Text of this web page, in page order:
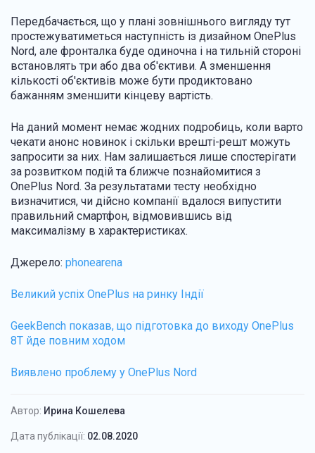
Передбачається, що у плані зовнішнього вигляду тут
простежуватиметься наступність із дизайном OnePlus
Nord, але фронталка буде одиночна і на тильній стороні
встановлять три або два об'єктиви. А зменшення
кількості об'єктивів може бути продиктовано
бажанням зменшити кінцеву вартість.
На даний момент немає жодних подробиць, коли варто
чекати анонс новинок і скільки врешті-решт можуть
запросити за них. Нам залишається лише спостерігати
за розвитком подій та ближче познайомитися з
OnePlus Nord. За результатами тесту необхідно
визначитися, чи дійсно компанії вдалося випустити
правильний смартфон, відмовившись від
максималізму в характеристиках.
Джерело: phonearena
Великий успіх OnePlus на ринку Індії
GeekBench показав, що підготовка до виходу OnePlus
8T йде повним ходом
Виявлено проблему у OnePlus Nord
Автор: Ирина Кошелева
Дата публікації: 02.08.2020